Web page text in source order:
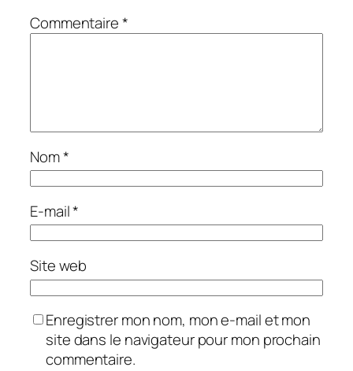
Commentaire*
Nom*
E-mail*
Site web
Enregistrer mon nom, mon e-mail et mon
site dans le navigateur pour mon prochain
commentaire.